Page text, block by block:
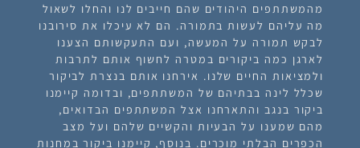
מהמשתתפים היהודים שהם חייבים לנו והחלו לשאול
מה עליהם לעשות בתמורה. הם לא עיכלו את סירובנו
לבקש תמורה על המעשה, ועם התעקשותם הצענו
לארגן כמה ביקורים במטרה לחשוף אותם לתרבות
ולמציאות החיים שלנו. אירחנו אותם בנצרת לביקור
שכלל לינה בבתיהם של המשתתפים, ובדומה קיימנו
ביקור בנגב והתארחנו אצל המשתתפים הבדואים,
מהם שמענו על הבעיות והקשיים שלהם ועל מצב
הכפרים הבלתי מוכרים. בנוסף, קיימנו ביקור במחנות